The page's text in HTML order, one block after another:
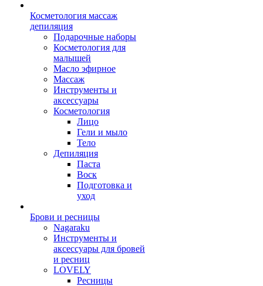
Косметология массаж
депиляция
Подарочные наборы
Косметология для
малышей
Масло эфирное
Массаж
Инструменты и
аксессуары
Косметология
Лицо
Гели и мыло
Тело
Депиляция
Паста
Воск
Подготовка и
уход
Брови и ресницы
Nagaraku
Инструменты и
аксессуары для бровей
и ресниц
LOVELY
Ресницы